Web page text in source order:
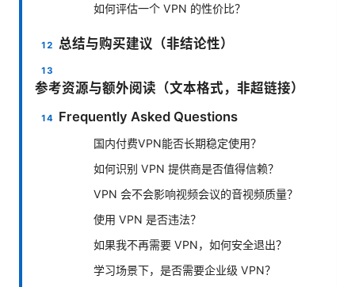
如何评估一个 VPN 的性价比？
总结与购买建议（非结论性）
参考资源与额外阅读（文本格式，非超链接）
Frequently Asked Questions
国内付费VPN能否长期稳定使用？
如何识别 VPN 提供商是否值得信赖？
VPN 会不会影响视频会议的音视频质量？
使用 VPN 是否违法？
如果我不再需要 VPN，如何安全退出？
学习场景下，是否需要企业级 VPN？